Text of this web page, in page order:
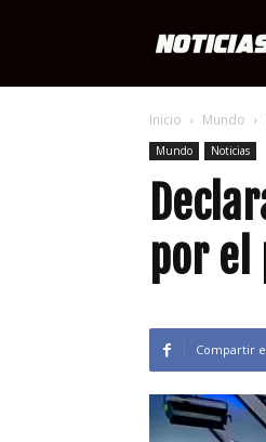
Inicio Mundo
Mundo Noticias
por el
Compartir